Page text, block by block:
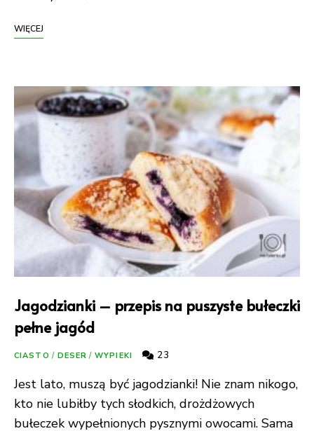
WIĘCEJ
Jagodzianki – przepis na puszyste bułeczki
pełne jagód
CIASTO / DESER / WYPIEKI 23
Jest lato, muszą być jagodzianki! Nie znam nikogo,
kto nie lubiłby tych słodkich, drożdżowych
bułeczek wypełnionych pysznymi owocami. Sama